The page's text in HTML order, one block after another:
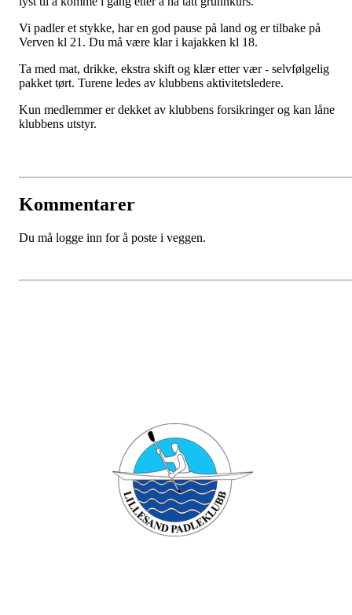
Vi padler et stykke, har en god pause på land og er tilbake på
Verven kl 21. Du må være klar i kajakken kl 18.
Ta med mat, drikke, ekstra skift og klær etter vær - selvfølgelig
pakket tørt. Turene ledes av klubbens aktivitetsledere.
Kun medlemmer er dekket av klubbens forsikringer og kan låne
klubbens utstyr.
Kommentarer
Du må logge inn for å poste i veggen.